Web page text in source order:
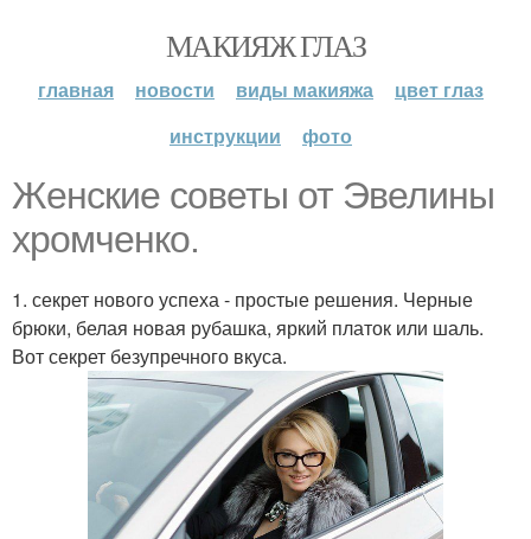
МАКИЯЖ ГЛАЗ
главная новости виды макияжа
цвет глаз
инструкции
фото
Женские советы от Эвелины
хромченко.
1. секрет нового успеха - простые решения. Черные
брюки, белая новая рубашка, яркий платок или шаль.
Вот секрет безупречного вкуса.